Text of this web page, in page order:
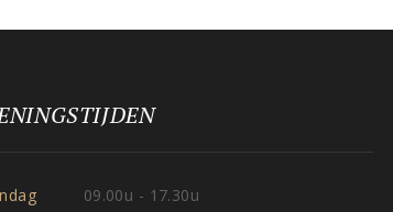
09.00u - 17.30u